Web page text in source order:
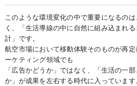
このような環境変化の中で重要になるの
く、「生活導線の中に自然に組み込まれ
計」です。
航空市場において移動体験そのものが再
ーケティング領域でも
「広告かどうか」ではなく、「生活の一
か」が成果を左右する時代に入っています